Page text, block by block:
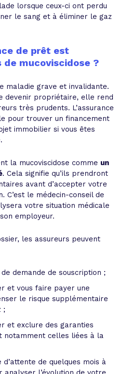
lorsque ceux-ci ont perdu
le sang et à éliminer le gaz
de prêt est
mucoviscidose ?
maladie grave et invalidante.
devenir propriétaire, elle rend
très prudents. L’assurance
pour trouver un financement
immobilier si vous êtes
la mucoviscidose comme un
. Cela signifie qu’ils prendront
avant d’accepter votre
C’est le médecin-conseil de
votre situation médicale
employeur.
les assureurs peuvent
demande de souscription ;
et vous faire payer une
le risque supplémentaire
;
et exclure des garanties
notamment celles liées à la
de quelques mois à